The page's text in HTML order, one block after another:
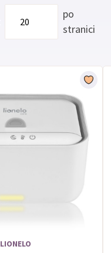
po
stranici
LIONELO